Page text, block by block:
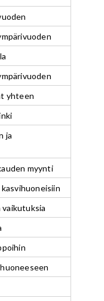
yhteen
ja
myynti
vaikutuksia